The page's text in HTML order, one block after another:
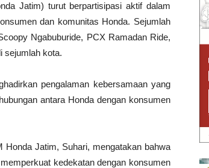
Jatim) turut berpartisipasi aktif dalam
dan komunitas Honda. Sejumlah
Ngabuburide, PCX Ramadan Ride,
sejumlah kota.
pengalaman kebersamaan yang
antara Honda dengan konsumen
Jatim, Suhari, mengatakan bahwa
kedekatan dengan konsumen